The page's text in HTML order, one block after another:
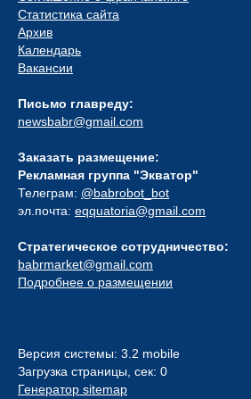
Статистика сайта
Архив
Календарь
Вакансии
Письмо главреду:
newsbabr@gmail.com
Заказать размещение:
Рекламная группа "Экватор"
Телеграм: @babrobot_bot
эл.почта: eqquatoria@gmail.com
Стратегическое сотрудничество:
babrmarket@gmail.com
Подробнее о размещении
Версия системы: 3.2 mobile
Загрузка страницы, сек: 0
Генератор sitemap